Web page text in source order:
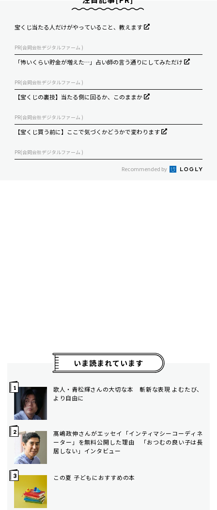
宝くじ当たる人だけがやっていること、教えます
PR(合同会社デジタルファーム )
「怖いくらい貯金が増えた…」占い師の言う通りにしてみただけ
PR(合同会社デジタルファーム )
【宝くじの裏技】当たる側に回るか、このままか
PR(合同会社デジタルファーム )
【宝くじ買う前に】ここで気づくかどうかで変わります
PR(合同会社デジタルファーム )
Recommended by
いま読まれています
歌人・青松輝さんの大切な本 斬新な表現 よむたび、
より自由に
髙嶋政伸さんがエッセイ「インティマシーコーディネ
ーター」を無料公開した理由 「おつむの良い子は長
居しない」インタビュー
この夏 子どもにおすすめの本